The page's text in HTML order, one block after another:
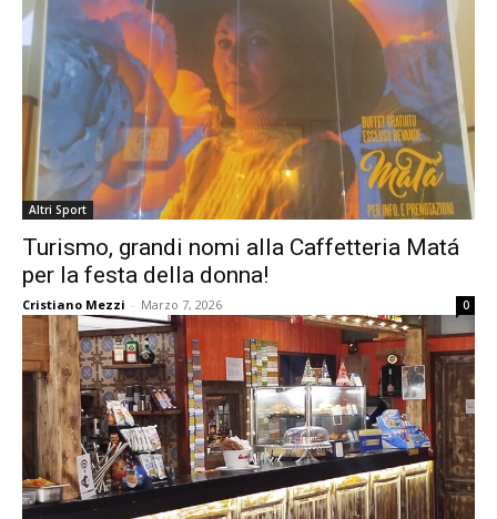
Altri Sport
Turismo, grandi nomi alla Caffetteria Matá
per la festa della donna!
Cristiano Mezzi - Marzo 7, 2026 0